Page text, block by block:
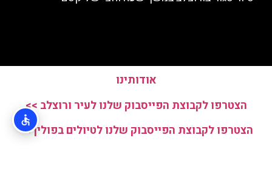
אודותינו
הצטרפו לקבוצת הפייסבוק שלנו לעיר ורוצלב >>
הצטרפו לקבוצת הפייסבוק שלנו לטיולים בפולין >>